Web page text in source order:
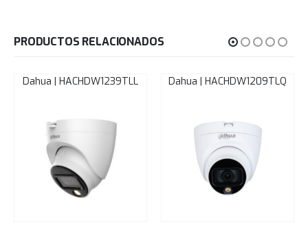
PRODUCTOS RELACIONADOS
Dahua | HACHDW1239TLL Dahua | HACHDW1209TLQ